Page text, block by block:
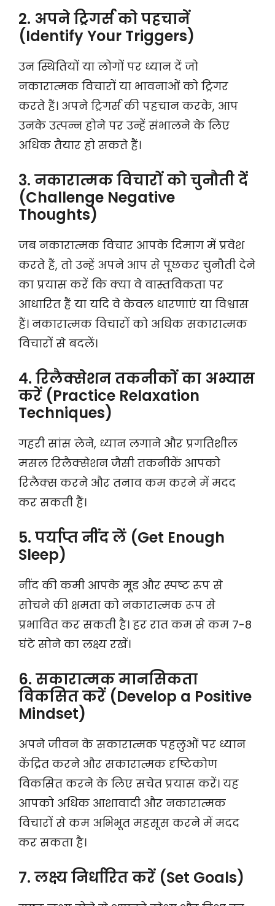
2. अपने ट्रिगर्स को पहचानें
(Identify Your Triggers)
उन स्थितियों या लोगों पर ध्यान दें जो
नकारात्मक विचारों या भावनाओं को ट्रिगर
करते हैं। अपने ट्रिगर्स की पहचान करके, आप
उनके उत्पन्न होने पर उन्हें संभालने के लिए
अधिक तैयार हो सकते हैं।
3. नकारात्मक विचारों को चुनौती दें
(Challenge Negative
Thoughts)
जब नकारात्मक विचार आपके दिमाग में प्रवेश
करते हैं, तो उन्हें अपने आप से पूछकर चुनौती देने
का प्रयास करें कि क्या वे वास्तविकता पर
आधारित हैं या यदि वे केवल धारणाएं या विश्वास
हैं। नकारात्मक विचारों को अधिक सकारात्मक
विचारों से बदलें।
4. रिलैक्सेशन तकनीकों का अभ्यास
करें (Practice Relaxation
Techniques)
गहरी सांस लेने, ध्यान लगाने और प्रगतिशील
मसल रिलैक्सेशन जैसी तकनीकें आपको
रिलैक्स करने और तनाव कम करने में मदद
कर सकती हैं।
5. पर्याप्त नींद लें (Get Enough
Sleep)
नींद की कमी आपके मूड और स्पष्ट रूप से
सोचने की क्षमता को नकारात्मक रूप से
प्रभावित कर सकती है। हर रात कम से कम 7-8
घंटे सोने का लक्ष्य रखें।
6. सकारात्मक मानसिकता
विकसित करें (Develop a Positive
Mindset)
अपने जीवन के सकारात्मक पहलुओं पर ध्यान
केंद्रित करने और सकारात्मक दृष्टिकोण
विकसित करने के लिए सचेत प्रयास करें। यह
आपको अधिक आशावादी और नकारात्मक
विचारों से कम अभिभूत महसूस करने में मदद
कर सकता है।
7. लक्ष्य निर्धारित करें (Set Goals)